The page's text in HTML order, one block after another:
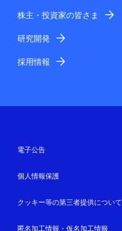
株主・投資家の皆さま
研究開発
採用情報
電子公告
個人情報保護
クッキー等の第三者提供について
匿名加工情報・仮名加工情報